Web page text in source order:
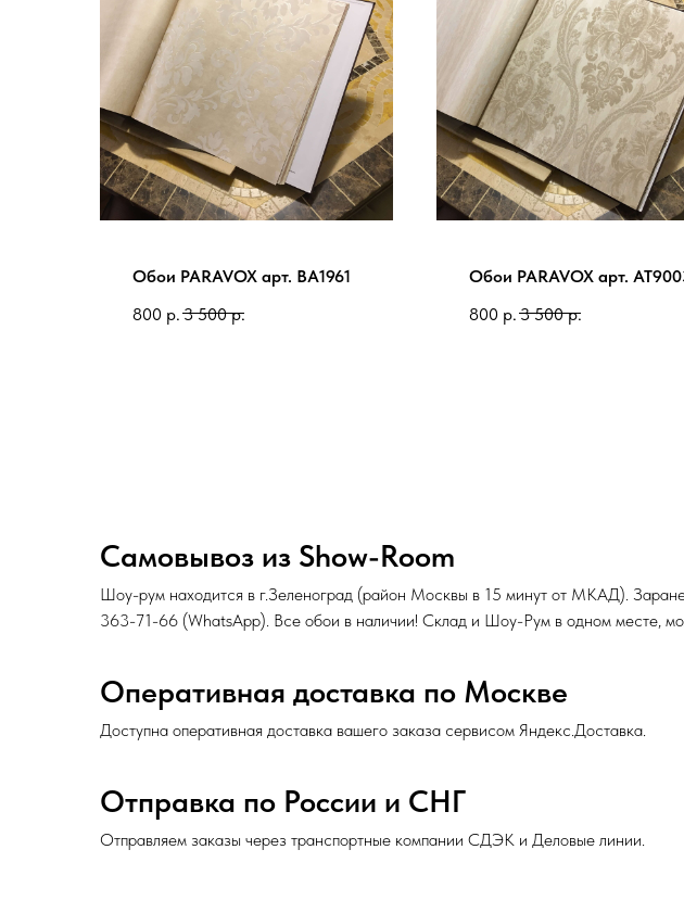
Обои PARAVOX арт. BA1961
800 р. 3 500 р.
Обои PARAVOX арт.
800 р. 3 500 р.
Самовывоз из Show-Room
Шоу-рум находится в г.Зеленоград (район Москвы в 15 минут от МКАД).
363-71-66 (WhatsApp). Все обои в наличии! Склад и Шоу-Рум в одном месте,
Оперативная доставка по Москве
Доступна оперативная доставка вашего заказа сервисом Яндекс.Доставка.
Отправка по России и СНГ
Отправляем заказы через транспортные компании СДЭК и Деловые линии.